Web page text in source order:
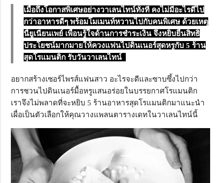
เมื่อถึงโอกาสพิเศษอย่างวาเลนไทน์ทั้งที คงไม่มีอะไรดีไป
กว่าอาหารดีๆ พร้อมโมเมนท์หวานไปกับคนพิเศษ ด้วยเหตุ
นี้ยูเนี่ยนเพย์ เพื่อนรู้ใจด้านการชำระเงิน จึงหยิบยื่นสิทธิ
ประโยชน์มากมายให้ควงแฟนไปดินเนอร์สุดหรูกับ 5 ร้าน
สุดโรแมนติก รับวันวาเลนไทน์
อยากสร้างเซอร์ไพรส์แฟนสาว อะไรจะดีและซาบซึ้งไปกว่า
การชวนไปดินเนอร์มื้อหรูแสนอร่อยในบรรยกาศโรแมนติก
เราจึงไม่พลาดที่จะหยิบ 5 ร้านอาหารสุดโรแมนติกมาแนะนำ
เผื่อเป็นตัวเลือกให้คุณวางแพลนตารางเดทในวาเลนไทน์นี้